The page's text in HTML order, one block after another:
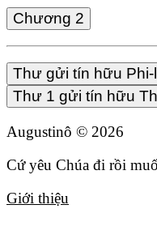
Chương 2
Thư gửi tín hữu Phi-
Thư 1 gửi tín hữu
Augustinô © 2026
Cứ yêu Chúa đi rồi
Giới thiệu